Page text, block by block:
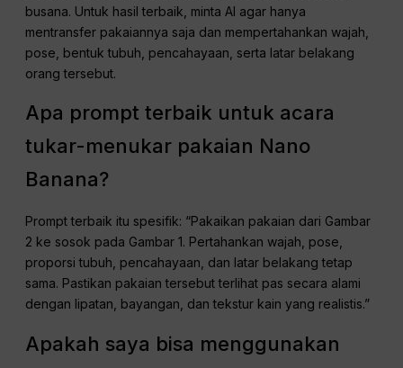
busana. Untuk hasil terbaik, minta AI agar hanya
mentransfer pakaiannya saja dan mempertahankan wajah,
pose, bentuk tubuh, pencahayaan, serta latar belakang
orang tersebut.
Apa prompt terbaik untuk acara
tukar-menukar pakaian Nano
Banana?
Prompt terbaik itu spesifik: “Pakaikan pakaian dari Gambar
2 ke sosok pada Gambar 1. Pertahankan wajah, pose,
proporsi tubuh, pencahayaan, dan latar belakang tetap
sama. Pastikan pakaian tersebut terlihat pas secara alami
dengan lipatan, bayangan, dan tekstur kain yang realistis.”
Apakah saya bisa menggunakan